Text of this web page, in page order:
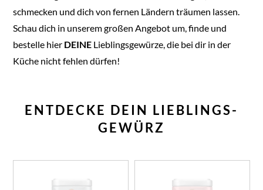
schmecken und dich von fernen Ländern träumen lassen.
Schau dich in unserem großen Angebot um, finde und
bestelle hier DEINE Lieblingsgewürze, die bei dir in der
Küche nicht fehlen dürfen!
ENTDECKE DEIN LIEBLINGS-
GEWÜRZ